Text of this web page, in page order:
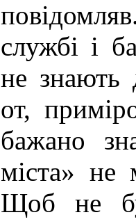
службі і
не знають
от,
бажано
міста» не
Щоб не